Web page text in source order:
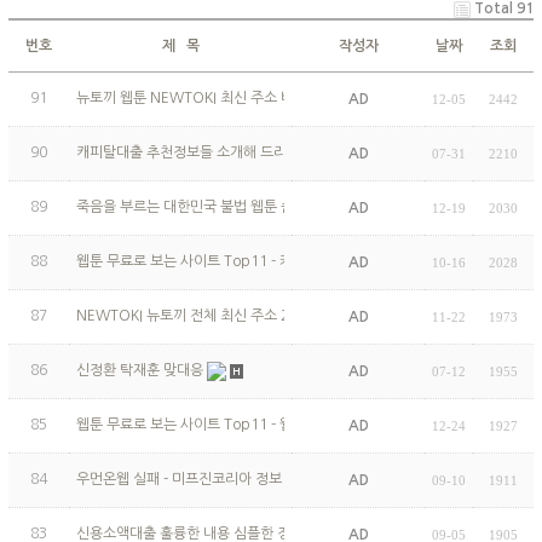
Total 91
번호 제 목 작성자 날짜 조회
91 뉴토끼 웹툰 NEWTOKI 최신 주소 바로가기 - 웹툰 다시보기
AD 12-05 2442
90 캐피탈대출 추천정보들 소개해 드리겠습니다 AD 07-31 2210
89 죽음을 부르는 대한민국 불법 웹툰 순위 Top 5 - 한국 남성이 노…
AD 12-19 2030
88 웹툰 무료로 보는 사이트 Top11 - 카카오 웹툰 AD 10-16 2028
87 NEWTOKI 뉴토끼 전체 최신 주소 2023 - 19금 웹툰
AD 11-22 1973
86 신정환 탁재훈 맞대응 AD 07-12 1955
85 웹툰 무료로 보는 사이트 Top11 - 웹툰 보기 AD 12-24 1927
84 우먼온웹 실패 - 미프진코리아 정보 질염에 대해 알아봅시다.
AD 09-10 1911
83 신용소액대출 훌륭한 내용 심플한 정리 관한 놀라운 내용 - 대출…
AD 09-05 1905